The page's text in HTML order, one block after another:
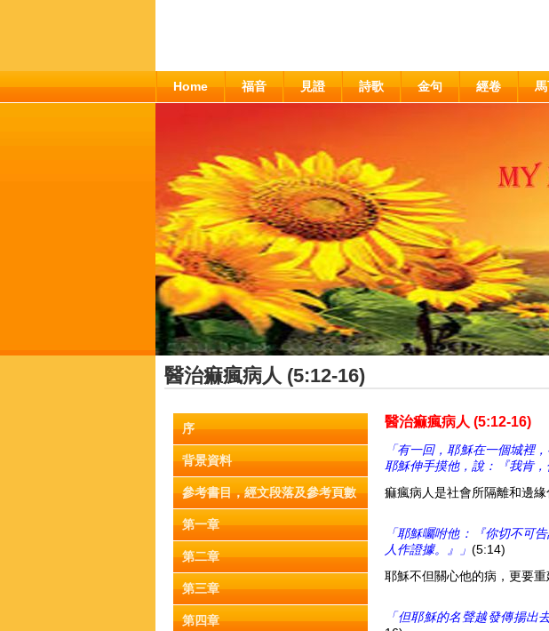
Home 福音 見證 詩歌 金句 經卷
醫治痲瘋病人 (5:12-16)
序
背景資料
參考書目，經文段落及參考頁數
第一章
第二章
第三章
第四章
醫治痲瘋病人 (5:12-16)
「有一回，耶穌在一個城裡
耶穌伸手摸他，說：『我肯
痲瘋病人是社會所隔離和邊
「耶穌囑咐他：『你切不可
人作證據。』」(5:14)
耶穌不但關心他的病，更要
「但耶穌的名聲越發傳揚出